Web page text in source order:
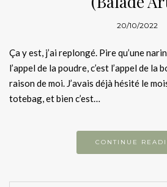
20/10/2022
Ça y est, j’ai replongé. Pire qu’une
l’appel de la poudre, c’est l’appel de la
raison de moi. J’avais déjà hésité le
totebag, et bien c’est…
CONTINUE